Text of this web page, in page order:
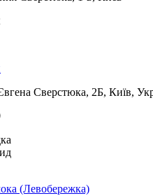
Сверстюка, 2Б, Київ,
(Левобережка)